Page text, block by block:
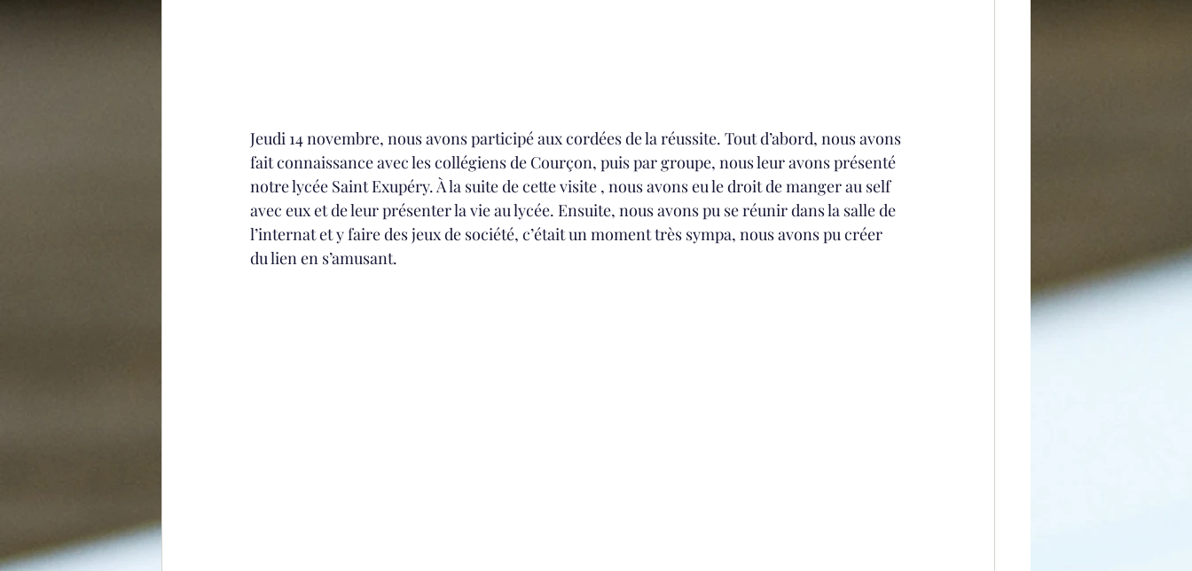
Jeudi 14 novembre, nous avons participé aux cordées de la réussite. Tout d’abord, nous avons
fait connaissance avec les collégiens de Courçon, puis par groupe, nous leur avons présenté
notre lycée Saint Exupéry. À la suite de cette visite , nous avons eu le droit de manger au self
avec eux et de leur présenter la vie au lycée. Ensuite, nous avons pu se réunir dans la salle de
l’internat et y faire des jeux de société, c’était un moment très sympa, nous avons pu créer
du lien en s’amusant.